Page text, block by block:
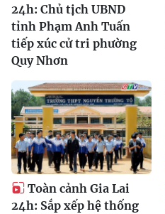
24h: Chủ tịch UBND
tỉnh Phạm Anh Tuấn
tiếp xúc cử tri phường
Quy Nhơn
Toàn cảnh Gia Lai
24h: Sắp xếp hệ thống